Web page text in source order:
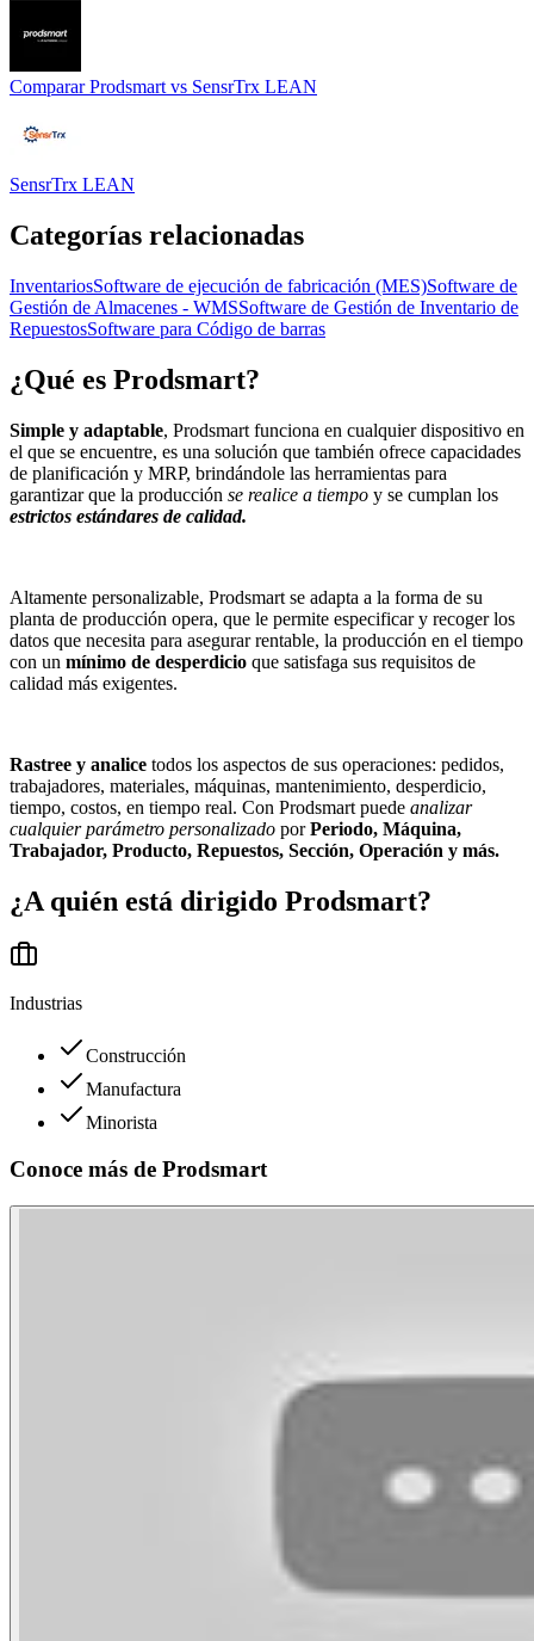
Comparar Prodsmart vs SensrTrx LEAN
SensrTrx LEAN
Categorías relacionadas
InventariosSoftware de ejecución de fabricación (MES)Software de
Gestión de Almacenes - WMSSoftware de Gestión de Inventario de
RepuestosSoftware para Código de barras
¿Qué es Prodsmart?
Simple y adaptable, Prodsmart funciona en cualquier dispositivo en
el que se encuentre, es una solución que también ofrece capacidades
de planificación y MRP, brindándole las herramientas para
garantizar que la producción se realice a tiempo y se cumplan los
estrictos estándares de calidad.
Altamente personalizable, Prodsmart se adapta a la forma de su
planta de producción opera, que le permite especificar y recoger los
datos que necesita para asegurar rentable, la producción en el tiempo
con un mínimo de desperdicio que satisfaga sus requisitos de
calidad más exigentes.
Rastree y analice todos los aspectos de sus operaciones: pedidos,
trabajadores, materiales, máquinas, mantenimiento, desperdicio,
tiempo, costos, en tiempo real. Con Prodsmart puede analizar
cualquier parámetro personalizado porPeriodo, Máquina,
Trabajador, Producto, Repuestos, Sección, Operación y más.
¿A quién está dirigido Prodsmart?
Industrias
Construcción
Manufactura
Minorista
Conoce más de Prodsmart